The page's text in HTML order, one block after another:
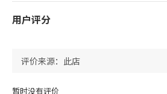
用户评分
暂时没有评价